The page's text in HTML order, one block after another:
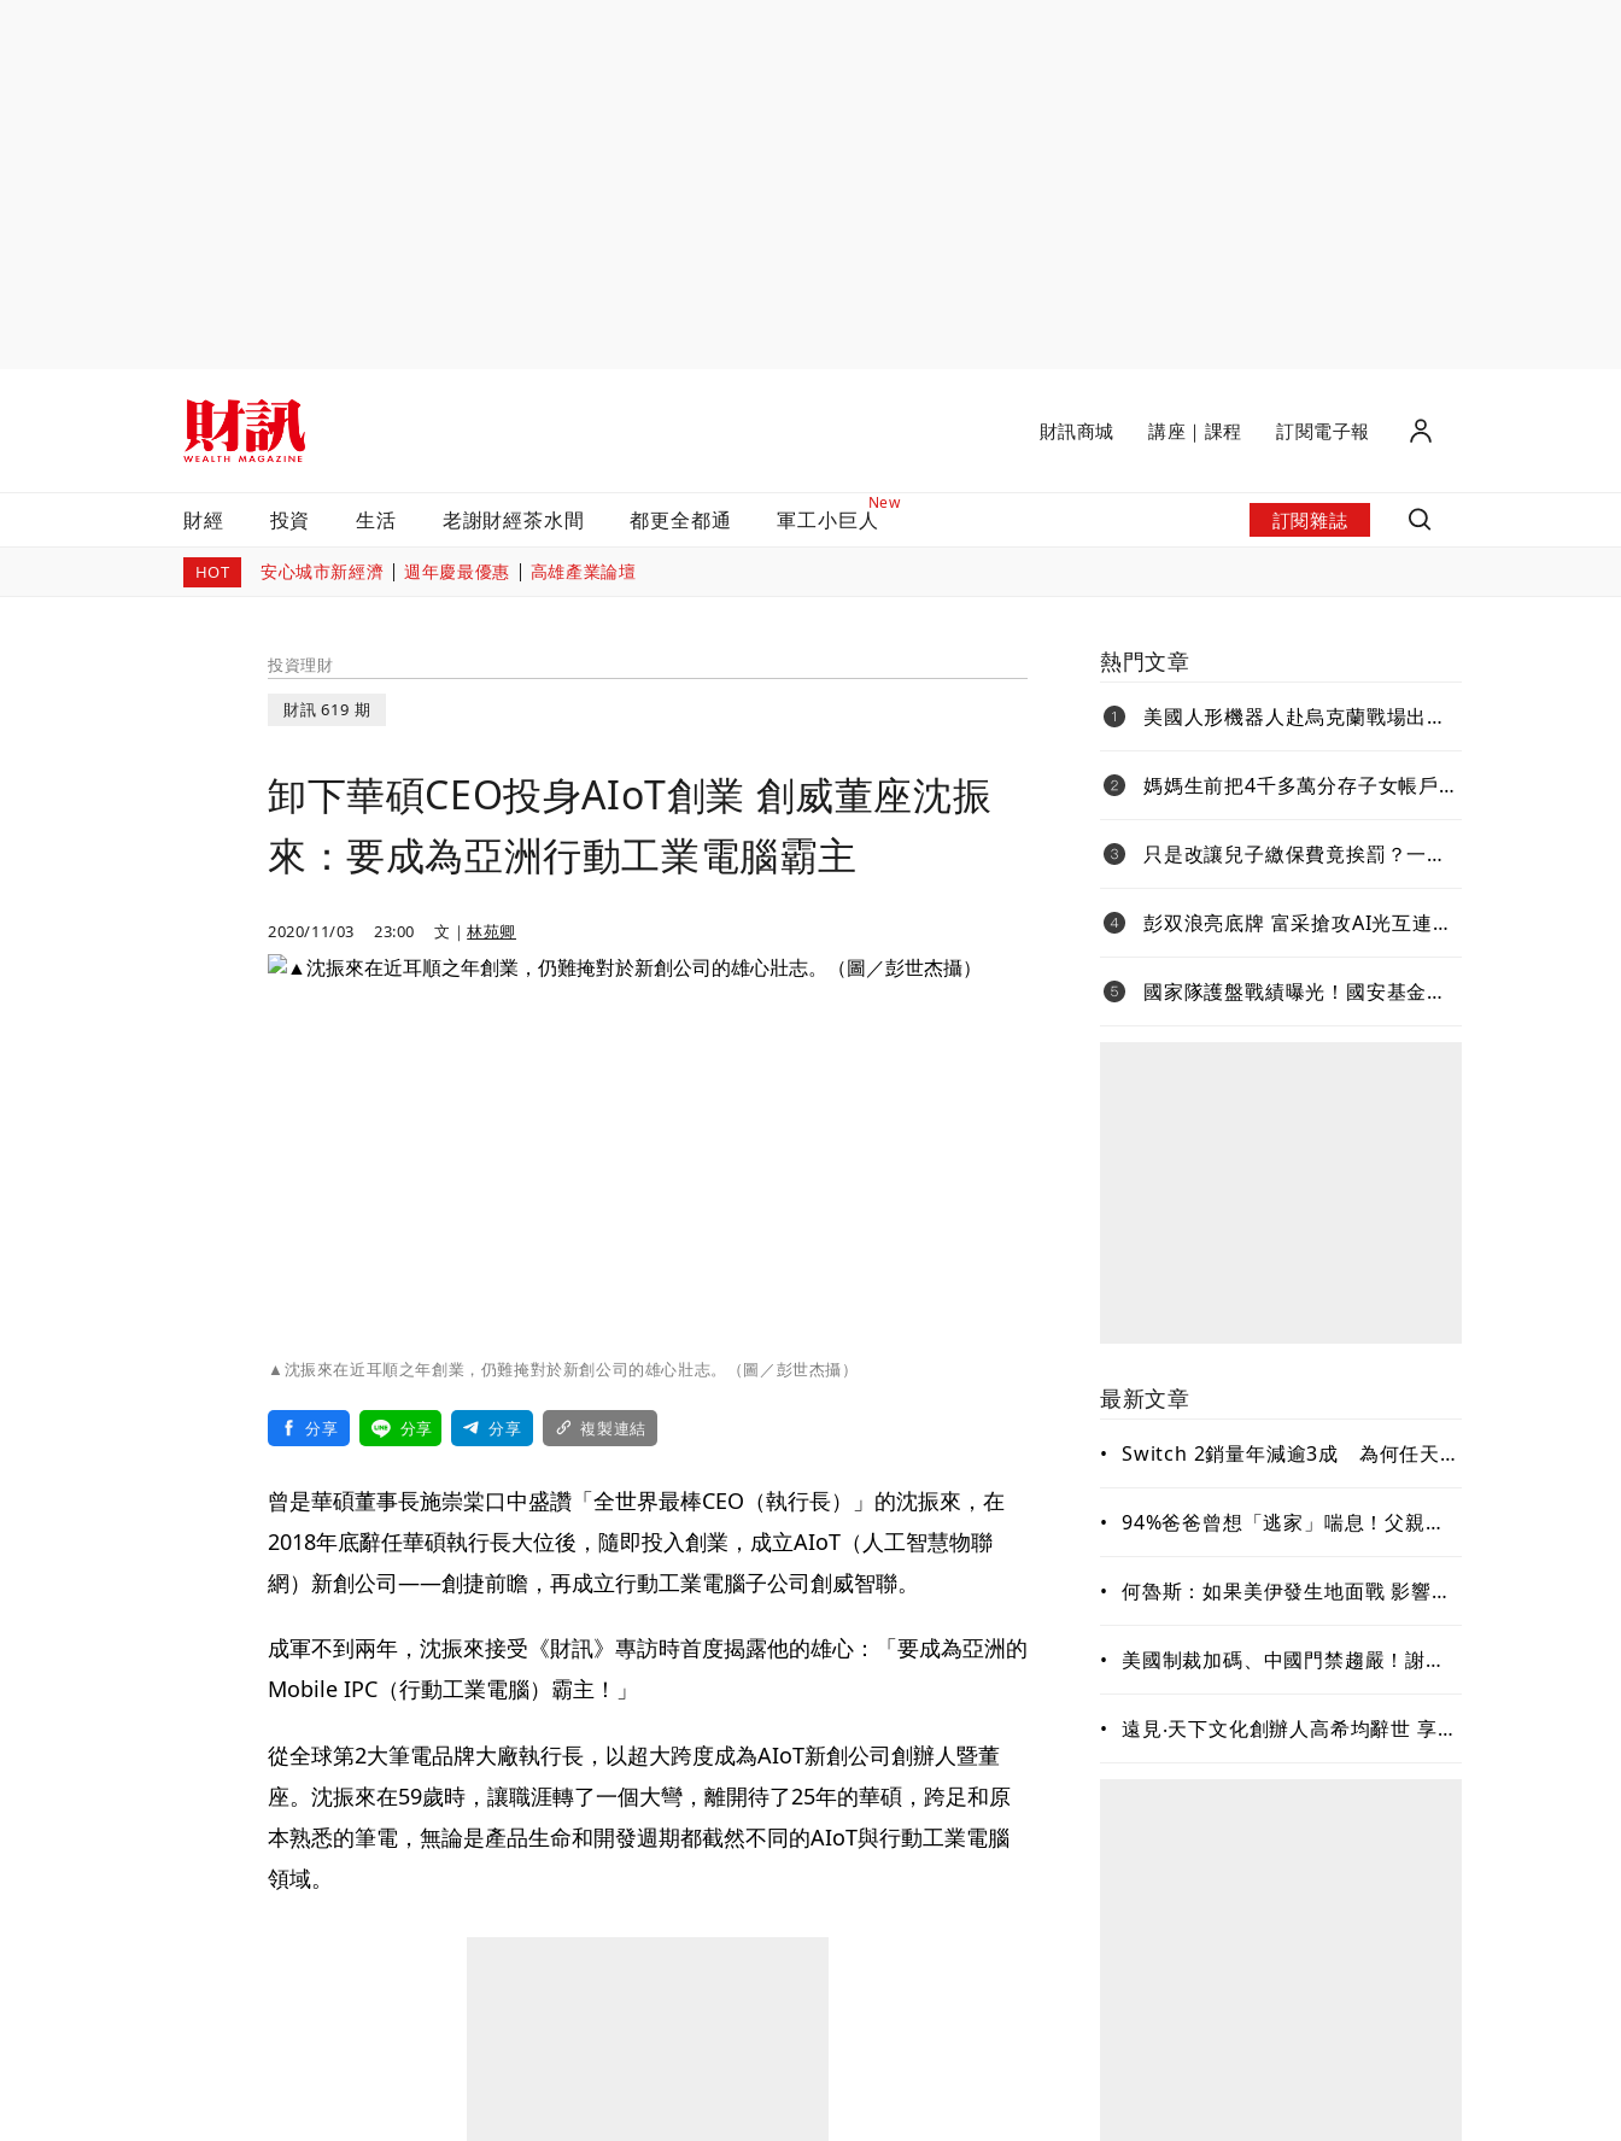
財訊商城 講座｜課程 訂閱電子報
財經 投資 生活 老謝財經茶水間 都更全都通
New
軍工小巨人 訂閱雜誌
HOT 安心城市新經濟 週年慶最優惠 高雄產業論壇
投資理財
財訊 619 期
卸下華碩CEO投身AIoT創業 創威董座沈振
來：要成為亞洲行動工業電腦霸主
2020/11/03 23:00 文｜林苑卿
▲沈振來在近耳順之年創業，仍難掩對於新創公司的雄心壯志。（圖／彭世杰攝）
分享 分享 分享 複製連結
曾是華碩董事長施崇棠口中盛讚「全世界最棒CEO（執行長）」的沈振來，在
2018年底辭任華碩執行長大位後，隨即投入創業，成立AIoT（人工智慧物聯
網）新創公司——創捷前瞻，再成立行動工業電腦子公司創威智聯。
成軍不到兩年，沈振來接受《財訊》專訪時首度揭露他的雄心：「要成為亞洲的
Mobile IPC（行動工業電腦）霸主！」
從全球第2大筆電品牌大廠執行長，以超大跨度成為AIoT新創公司創辦人暨董
座。沈振來在59歲時，讓職涯轉了一個大彎，離開待了25年的華碩，跨足和原
本熟悉的筆電，無論是產品生命和開發週期都截然不同的AIoT與行動工業電腦
領域。
熱門文章
美國人形機器人赴烏克蘭戰場出任
超微Ryzen AI嵌入式X100系列處理
器
媽媽生前把4千多萬分存子女帳戶
只是改讓兒子繳保費竟挨罰？一次
彭双浪亮底牌 富采搶攻AI光互連
功耗新藍海
國家隊護盤戰績曝光！國安基金
最新文章
• Switch 2銷量年減逾3成 為何任天堂
超過50％？
• 94%爸爸曾想「逃家」喘息！父親節
天
• 何魯斯：如果美伊發生地面戰 影響可
•
美國制裁加碼、中國門禁趨嚴！謝金
船的台商處境愈來愈難
• 遠見‧天下文化創辦人高希均辭世 享壽